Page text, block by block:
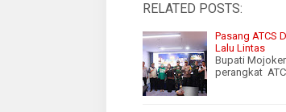
RELATED POSTS:
Pasang ATCS
Lalu Lintas
Bupati
perangkat